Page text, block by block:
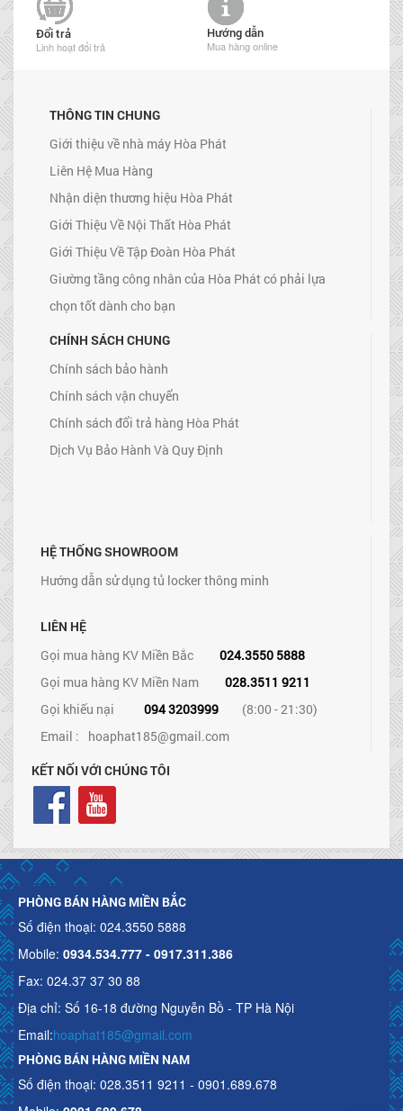
Đổi trả
Linh hoạt đổi trả
Hướng dẫn
Mua hàng online
THÔNG TIN CHUNG
Giới thiệu về nhà máy Hòa Phát
Liên Hệ Mua Hàng
Nhận diện thương hiệu Hòa Phát
Giới Thiệu Về Nội Thất Hòa Phát
Giới Thiệu Về Tập Đoàn Hòa Phát
Giường tầng công nhân của Hòa Phát có phải lựa
chọn tốt dành cho bạn
CHÍNH SÁCH CHUNG
Chính sách bảo hành
Chính sách vận chuyển
Chính sách đổi trả hàng Hòa Phát
Dịch Vụ Bảo Hành Và Quy Định
HỆ THỐNG SHOWROOM
Hướng dẫn sử dụng tủ locker thông minh
LIÊN HỆ
Gọi mua hàng KV Miền Bắc
024.3550 5888
Gọi mua hàng KV Miền Nam
028.3511 9211
Gọi khiếu nại
094 3203999
(8:00 - 21:30)
Email : hoaphat185@gmail.com
KẾT NỐI VỚI CHÚNG TÔI
PHÒNG BÁN HÀNG MIỀN BẮC
Số điện thoại: 024.3550 5888
Mobile: 0934.534.777 - 0917.311.386
Fax: 024.37 37 30 88
Địa chỉ: Số 16-18 đường Nguyễn Bồ - TP Hà Nội
Email:hoaphat185@gmail.com
PHÒNG BÁN HÀNG MIỀN NAM
Số điện thoại: 028.3511 9211 - 0901.689.678